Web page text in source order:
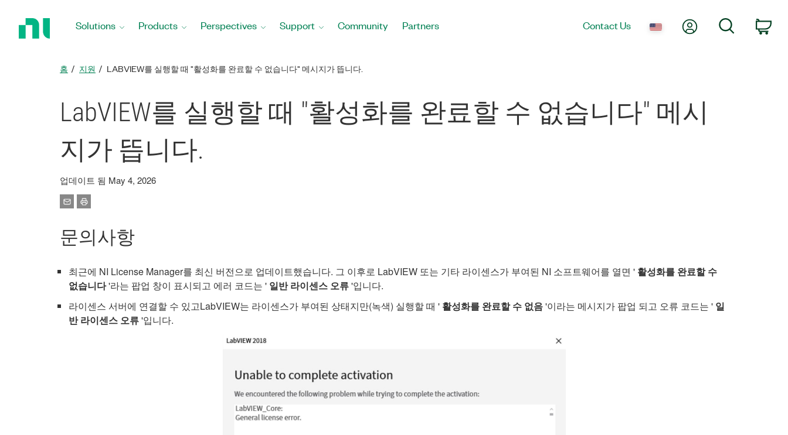
Solutions Products Perspectives Support Community Partners Contact Us My AccountSearch
홈 지원 LABVIEW를 실행할 때 "활성화를 완료할 수 없습니다" 메시지가 뜹니다.
LabVIEW를 실행할 때 "활성화를 완료할 수 없습니다" 메시
지가 뜹니다.
업데이트 됨 May 4, 2026
문의사항
최근에 NI License Manager를 최신 버전으로 업데이트했습니다. 그 이후로 LabVIEW 또는 기타 라이센스가 부여된 NI 소프트웨어를 열면 ' 활성화를 완료할 수
없습니다'라는 팝업 창이 표시되고 에러 코드는 ' 일반 라이센스 오류'입니다.
라이센스 서버에 연결할 수 있고LabVIEW는 라이센스가 부여된 상태지만(녹색) 실행할 때 ' 활성화를 완료할 수 없음'이라는 메시지가 팝업 되고 오류 코드는 ' 일
반 라이센스 오류'입니다.